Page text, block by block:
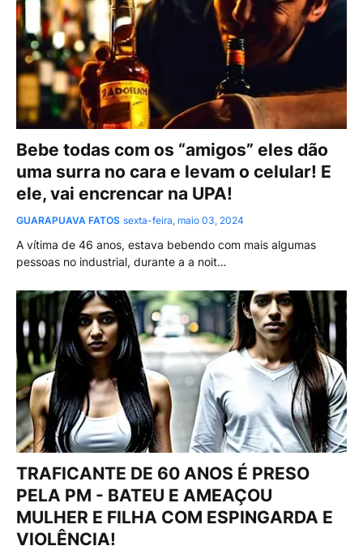
Bebe todas com os “amigos” eles dão
uma surra no cara e levam o celular! E
ele, vai encrencar na UPA!
GUARAPUAVA FATOS sexta-feira, maio 03, 2024
A vítima de 46 anos, estava bebendo com mais algumas
pessoas no industrial, durante a a noit…
TRAFICANTE DE 60 ANOS É PRESO
PELA PM - BATEU E AMEAÇOU
MULHER E FILHA COM ESPINGARDA E
VIOLÊNCIA!